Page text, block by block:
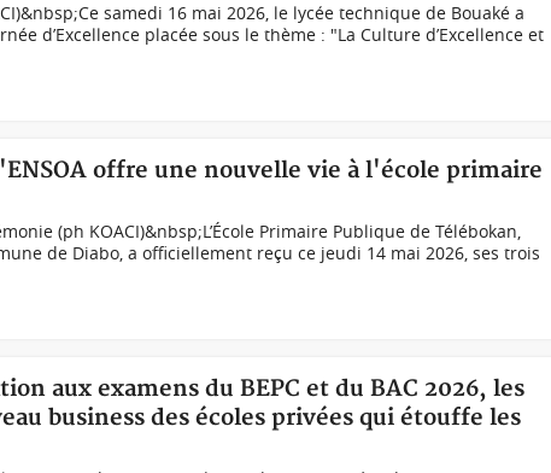
samedi 16 mai 2026, le lycée technique de Bouaké a
d’Excellence placée sous le thème : "La Culture d’Excellence et
offre une nouvelle vie à l'école primaire
(ph KOACI)&nbsp;L’École Primaire Publique de Télébokan,
de Diabo, a officiellement reçu ce jeudi 14 mai 2026, ses trois
aux examens du BEPC et du BAC 2026, les
business des écoles privées qui étouffe les